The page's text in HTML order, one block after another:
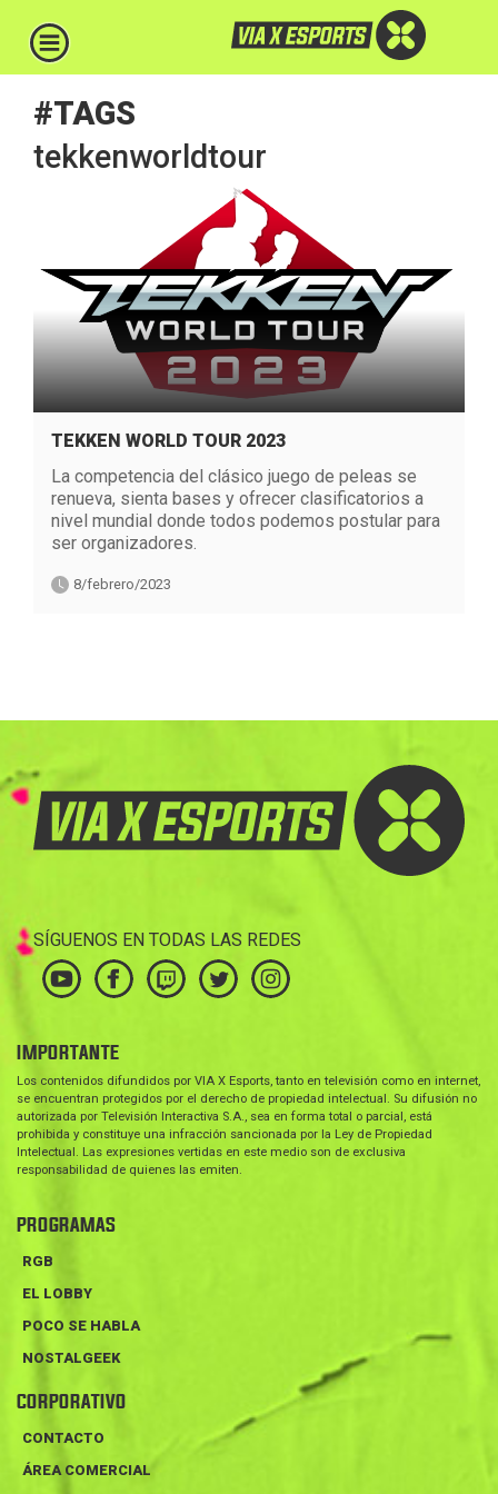
#TAGS
tekkenworldtour
TEKKEN WORLD TOUR 2023
La competencia del clásico juego de peleas se
renueva, sienta bases y ofrecer clasificatorios a
nivel mundial donde todos podemos postular para
ser organizadores.
8/febrero/2023
SÍGUENOS EN TODAS LAS REDES
IMPORTANTE
Los contenidos difundidos por VIA X Esports, tanto en televisión como en internet,
se encuentran protegidos por el derecho de propiedad intelectual. Su difusión no
autorizada por Televisión Interactiva S.A., sea en forma total o parcial, está
prohibida y constituye una infracción sancionada por la Ley de Propiedad
Intelectual. Las expresiones vertidas en este medio son de exclusiva
responsabilidad de quienes las emiten.
PROGRAMAS
RGB
EL LOBBY
POCO SE HABLA
NOSTALGEEK
CORPORATIVO
CONTACTO
ÁREA COMERCIAL